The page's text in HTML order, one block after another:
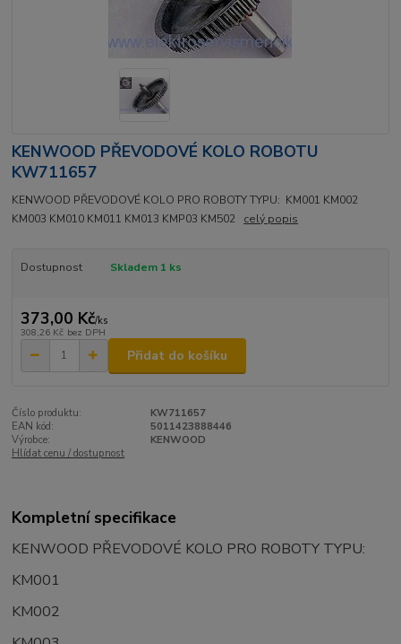
KENWOOD PŘEVODOVÉ KOLO ROBOTU
KW711657
KENWOOD PŘEVODOVÉ KOLO PRO ROBOTY TYPU: KM001 KM002
KM003 KM010 KM011 KM013 KMP03 KM502 celý popis
Dostupnost Skladem 1 ks
373,00 Kč/ks
308,26 Kč bez DPH
Přidat do košíku
Číslo produktu:
KW711657
EAN kód:
5011423888446
Výrobce:
KENWOOD
Hlídat cenu / dostupnost
Kompletní specifikace
KENWOOD PŘEVODOVÉ KOLO PRO ROBOTY TYPU:
KM001
KM002